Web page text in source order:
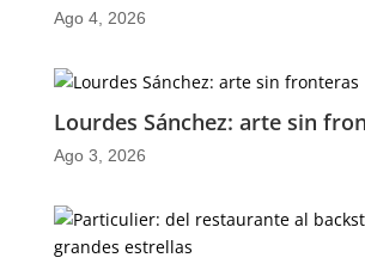
Ago 4, 2026
Lourdes Sánchez: arte sin
Ago 3, 2026